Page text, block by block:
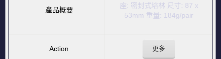
座: 密封式培林 尺寸: 87 x
53mm 重量: 184g/pair
更多